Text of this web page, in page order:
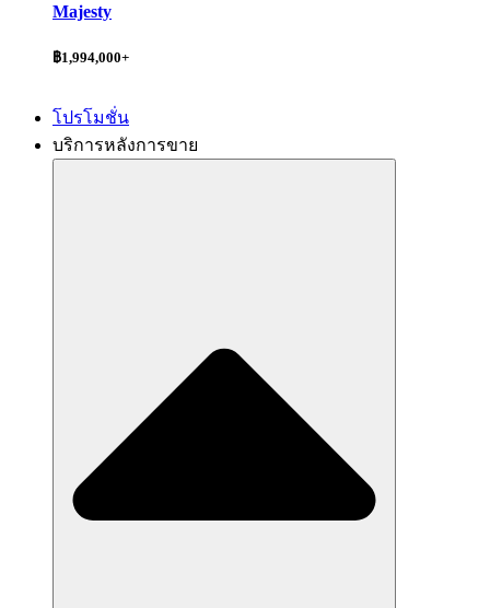
Majesty
฿1,994,000+
โปรโมชั่น
บริการหลังการขาย